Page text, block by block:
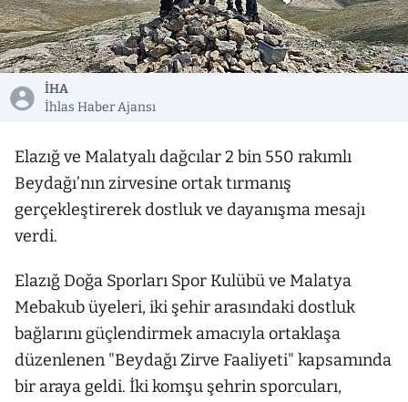
İHA
İhlas Haber Ajansı
Elazığ ve Malatyalı dağcılar 2 bin 550 rakımlı
Beydağı’nın zirvesine ortak tırmanış
gerçekleştirerek dostluk ve dayanışma mesajı
verdi.
Elazığ Doğa Sporları Spor Kulübü ve Malatya
Mebakub üyeleri, iki şehir arasındaki dostluk
bağlarını güçlendirmek amacıyla ortaklaşa
düzenlenen "Beydağı Zirve Faaliyeti" kapsamında
bir araya geldi. İki komşu şehrin sporcuları,